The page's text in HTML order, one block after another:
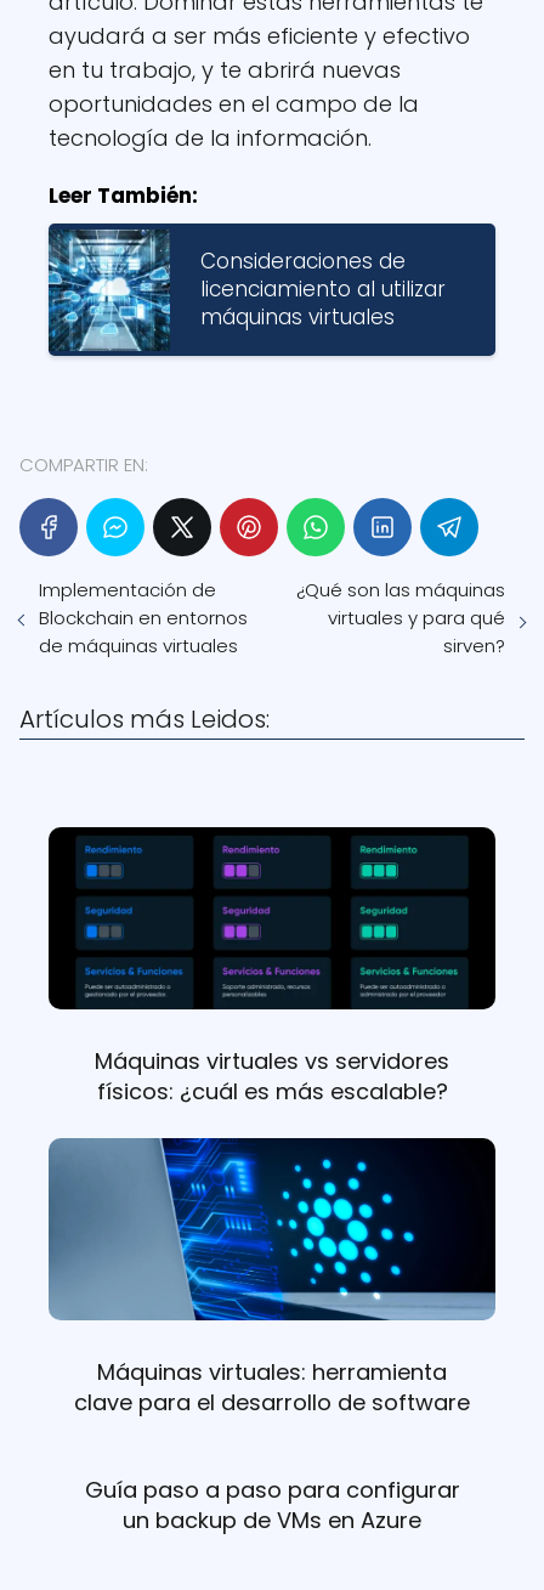
ayudará a ser más eficiente y efectivo
en tu trabajo, y te abrirá nuevas
oportunidades en el campo de la
tecnología de la información.
Leer También:
Consideraciones de
licenciamiento al utilizar
máquinas virtuales
COMPARTIR EN:
Implementación de
Blockchain en entornos
de máquinas virtuales
¿Qué son las máquinas
virtuales y para qué
sirven?
Artículos más Leidos:
Máquinas virtuales vs servidores
físicos: ¿cuál es más escalable?
Máquinas virtuales: herramienta
clave para el desarrollo de software
Guía paso a paso para configurar
un backup de VMs en Azure